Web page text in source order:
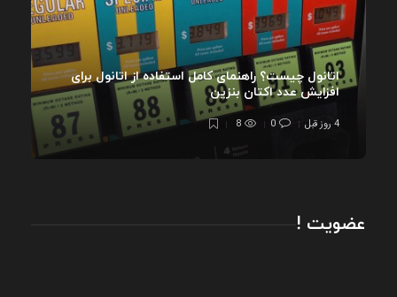
اتانول چیست؟ راهنمای کامل استفاده از اتانول برای
افزایش عدد اکتان بنزین
4 روز قبل 0
8
عضویت !